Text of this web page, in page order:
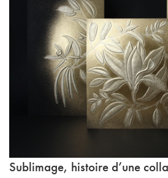
Sublimage, histoire d’une